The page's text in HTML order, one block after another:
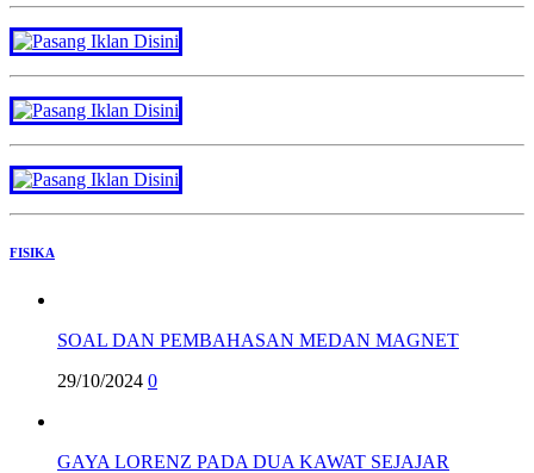
FISIKA
SOAL DAN PEMBAHASAN MEDAN MAGNET
29/10/2024 0
GAYA LORENZ PADA DUA KAWAT SEJAJAR